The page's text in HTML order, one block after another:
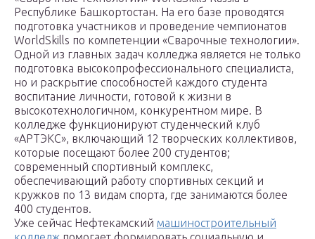
Республике Башкортостан. На его базе проводятся
подготовка участников и проведение чемпионатов
WorldSkills по компетенции «Сварочные технологии».
Одной из главных задач колледжа является не только
подготовка высокопрофессионального специалиста,
но и раскрытие способностей каждого студента
воспитание личности, готовой к жизни в
высокотехнологичном, конкурентном мире. В
колледже функционируют студенческий клуб
«АРТЭКС», включающий 12 творческих коллективов,
которые посещают более 200 студентов;
современный спортивный комплекс,
обеспечивающий работу спортивных секций и
кружков по 13 видам спорта, где занимаются более
400 студентов.
Уже сейчас Нефтекамский машиностроительный